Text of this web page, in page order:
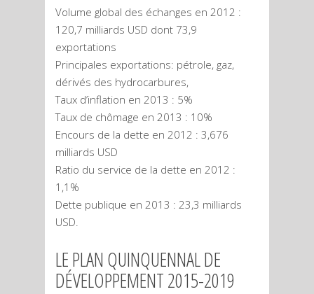
Volume global des échanges en 2012 :
120,7 milliards USD dont 73,9
exportations
Principales exportations: pétrole, gaz,
dérivés des hydrocarbures,
Taux d’inflation en 2013 : 5%
Taux de chômage en 2013 : 10%
Encours de la dette en 2012 : 3,676
milliards USD
Ratio du service de la dette en 2012 :
1,1%
Dette publique en 2013 : 23,3 milliards
USD.
LE PLAN QUINQUENNAL DE
DÉVELOPPEMENT 2015-2019